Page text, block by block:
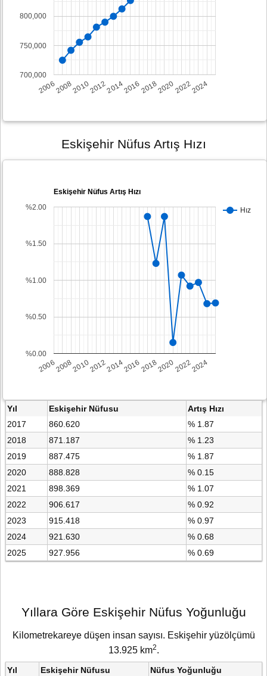
2006200820102012201420162018202020222024
700,000
750,000
800,000
Eskişehir Nüfus Artış Hızı
Eskişehir Nüfus Artış Hızı
Hız
2006200820102012201420162018202020222024
%0.00
%0.50
%1.00
%1.50
%2.00
Yıl Eskişehir Nüfusu
Artış Hızı
2017
860.620
% 1.87
2018
871.187
% 1.23
2019
887.475
% 1.87
2020
888.828
% 0.15
2021
898.369
% 1.07
2022
906.617
% 0.92
2023
915.418
% 0.97
2024
921.630
% 0.68
2025
927.956 % 0.69
Yıllara Göre Eskişehir Nüfus Yoğunluğu
Kilometrekareye düşen insan sayısı. Eskişehir yüzölçümü
13.925 km2.
Yıl Eskişehir Nüfusu
Nüfus Yoğunluğu